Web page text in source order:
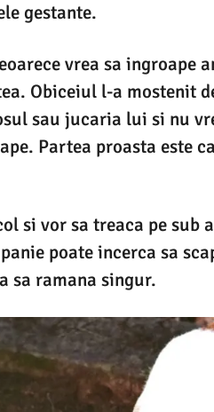
gestante.
vrea sa ingroape
Obiceiul l-a mostenit
sau jucaria lui si nu
Partea proasta este
si vor sa treaca pe sub
poate incerca sa
sa ramana singur.